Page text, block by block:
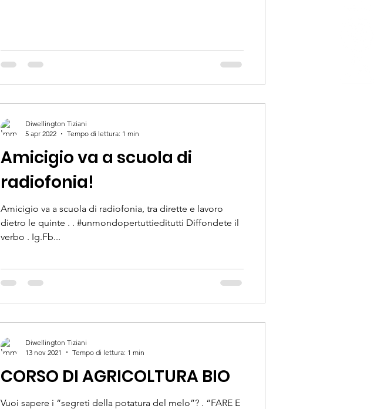
Amicigio va a scuola di
radiofonia!
Amicigio va a scuola di radiofonia, tra dirette e lavoro
dietro le quinte . . #unmondopertuttieditutti Diffondete il
verbo . Ig.Fb...
Diwellington Tiziani
5 apr 2022
Tempo di lettura: 1 min
CORSO DI AGRICOLTURA BIO
Vuoi sapere i “segreti della potatura del melo”? . “FARE E
Diwellington Tiziani
13 nov 2021
Tempo di lettura: 1 min